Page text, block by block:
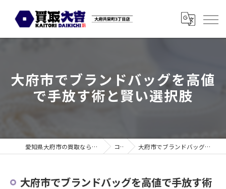
大府市でブランドバッグを高値
で手放す術と賢い選択肢
愛知県大府市の買取なら買取大吉 大府共栄町3丁目店 コラム 大府市でブランドバッグを高値で手放す術と賢い選択肢
大府市でブランドバッグを高値で手放す術